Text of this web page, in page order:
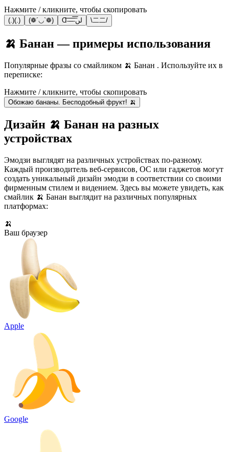
Нажмите / кликните, чтобы скопировать
(.)(.) (❁´◡`❁) Ɑ͞ ̶͞ ̶͞ ̶͞ لں͞ \二二/
🍌 Банан — примеры использования
Популярные фразы со смайликом 🍌 Банан . Используйте их в
переписке:
Нажмите / кликните, чтобы скопировать
Обожаю бананы. Бесподобный фрукт! 🍌
Дизайн 🍌 Банан на разных
устройствах
Эмодзи выглядят на различных устройствах по-разному.
Каждый производитель веб-сервисов, ОС или гаджетов могут
создать уникальный дизайн эмодзи в соответствии со своими
фирменным стилем и видением. Здесь вы можете увидеть, как
смайлик 🍌 Банан выглядит на различных популярных
платформах:
🍌
Ваш браузер
Apple
Google